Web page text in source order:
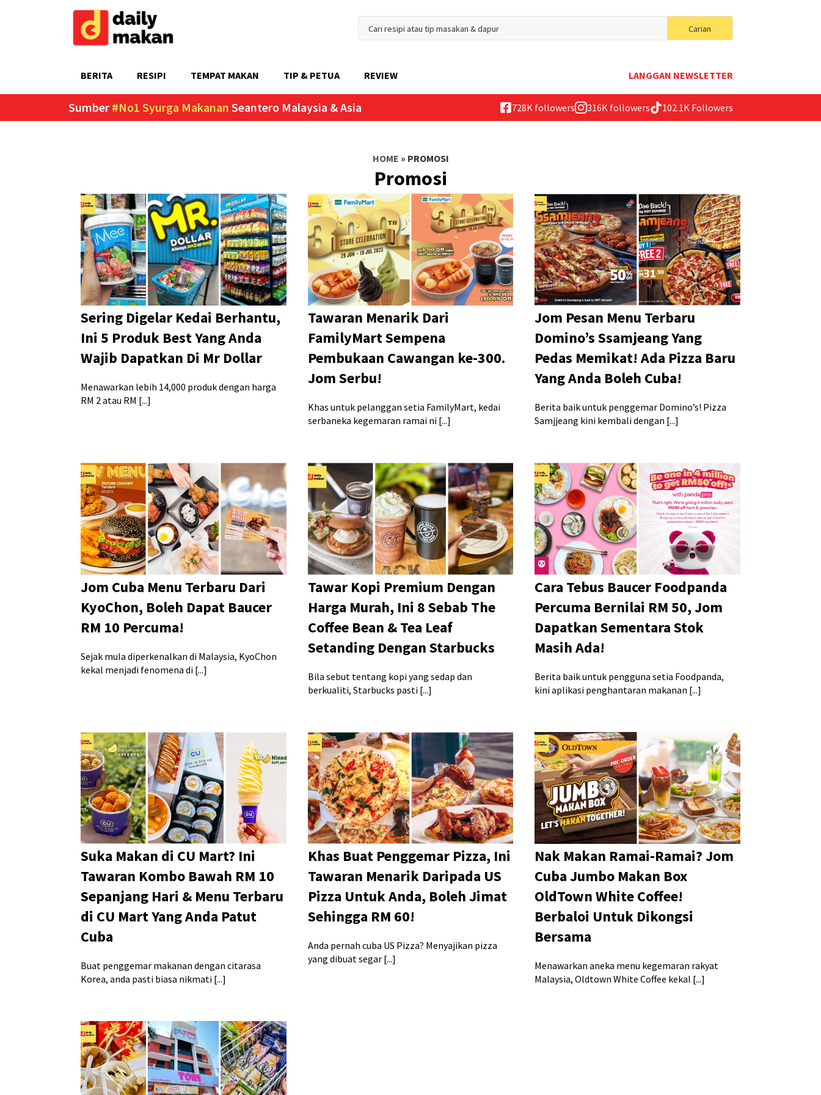
Carian
for:
BERITA RESIPI TEMPAT MAKAN TIP & PETUA REVIEW LANGGAN NEWSLETTER
Sumber #No1 Syurga Makanan Seantero Malaysia & Asia 728K followers 316K followers 102.1K Followers
HOME » PROMOSI
Promosi
Sering Digelar Kedai Berhantu,
Ini 5 Produk Best Yang Anda
Wajib Dapatkan Di Mr Dollar
Menawarkan lebih 14,000 produk dengan harga
RM 2 atau RM [...]
Tawaran Menarik Dari
FamilyMart Sempena
Pembukaan Cawangan ke-300.
Jom Serbu!
Khas untuk pelanggan setia FamilyMart, kedai
serbaneka kegemaran ramai ni [...]
Jom Pesan Menu Terbaru
Domino’s Ssamjeang Yang
Pedas Memikat! Ada Pizza Baru
Yang Anda Boleh Cuba!
Berita baik untuk penggemar Domino’s! Pizza
Samjjeang kini kembali dengan [...]
Jom Cuba Menu Terbaru Dari
KyoChon, Boleh Dapat Baucer
RM 10 Percuma!
Sejak mula diperkenalkan di Malaysia, KyoChon
kekal menjadi fenomena di [...]
Tawar Kopi Premium Dengan
Harga Murah, Ini 8 Sebab The
Coffee Bean & Tea Leaf
Setanding Dengan Starbucks
Bila sebut tentang kopi yang sedap dan
berkualiti, Starbucks pasti [...]
Cara Tebus Baucer Foodpanda
Percuma Bernilai RM 50, Jom
Dapatkan Sementara Stok
Masih Ada!
Berita baik untuk pengguna setia Foodpanda,
kini aplikasi penghantaran makanan [...]
Suka Makan di CU Mart? Ini
Tawaran Kombo Bawah RM 10
Sepanjang Hari & Menu Terbaru
di CU Mart Yang Anda Patut
Cuba
Buat penggemar makanan dengan citarasa
Korea, anda pasti biasa nikmati [...]
Khas Buat Penggemar Pizza, Ini
Tawaran Menarik Daripada US
Pizza Untuk Anda, Boleh Jimat
Sehingga RM 60!
Anda pernah cuba US Pizza? Menyajikan pizza
yang dibuat segar [...]
Nak Makan Ramai-Ramai? Jom
Cuba Jumbo Makan Box
OldTown White Coffee!
Berbaloi Untuk Dikongsi
Bersama
Menawarkan aneka menu kegemaran rakyat
Malaysia, Oldtown White Coffee kekal [...]